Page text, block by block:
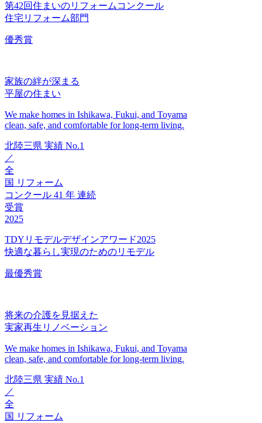
第42回住まいのリフォームコンクール
住宅リフォーム部門
優秀賞
家族の絆が深まる
平屋の住まい
We make homes in Ishikawa, Fukui, and Toyama
clean, safe, and comfortable for long-term living.
北陸三県 実績 No.1
／
全
国 リフォーム
コンクール 41 年 連続
受賞
2025
TDYリモデルデザインアワード2025
快適な暮らし実現のためのリモデル
最優秀賞
将来の介護を見据えた
実家再生リノベーション
We make homes in Ishikawa, Fukui, and Toyama
clean, safe, and comfortable for long-term living.
北陸三県 実績 No.1
／
全
国 リフォーム